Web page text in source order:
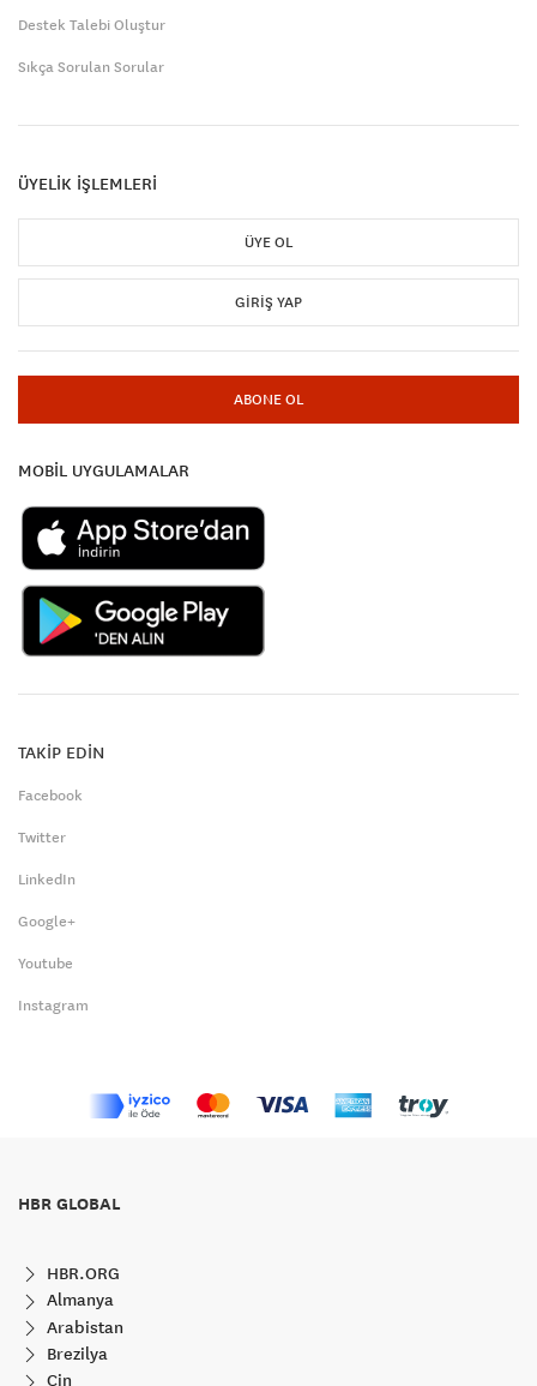
Destek Talebi Oluştur
Sıkça Sorulan Sorular
ÜYELİK İŞLEMLERİ
ÜYE OL
GIRIŞ YAP
ABONE OL
MOBİL UYGULAMALAR
TAKİP EDİN
Facebook
Twitter
LinkedIn
Google+
Youtube
Instagram
HBR GLOBAL
HBR.ORG
Almanya
Arabistan
Brezilya
Çin